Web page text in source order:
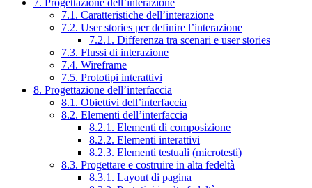
7. Progettazione dell’interazione
7.1. Caratteristiche dell’interazione
7.2. User stories per definire l’interazione
7.2.1. Differenza tra scenari e user stories
7.3. Flussi di interazione
7.4. Wireframe
7.5. Prototipi interattivi
8. Progettazione dell’interfaccia
8.1. Obiettivi dell’interfaccia
8.2. Elementi dell’interfaccia
8.2.1. Elementi di composizione
8.2.2. Elementi interattivi
8.2.3. Elementi testuali (microtesti)
8.3. Progettare e costruire in alta fedeltà
8.3.1. Layout di pagina